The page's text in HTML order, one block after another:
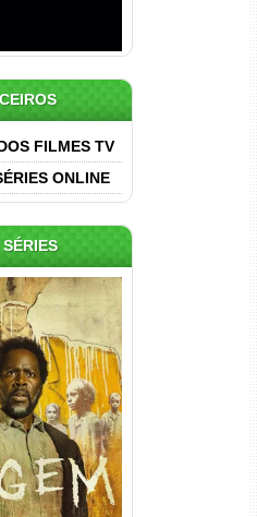
FILMES TV
ONLINE
Torrent
DL 1080p/4K
Áudio